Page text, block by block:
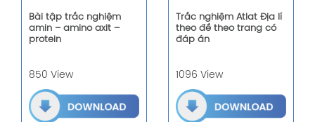
Bài tập trắc nghiệm
amin – amino axit –
protein
850 View
Trắc nghiệm Atlat Địa lí
theo đề theo trang có
đáp án
1096 View